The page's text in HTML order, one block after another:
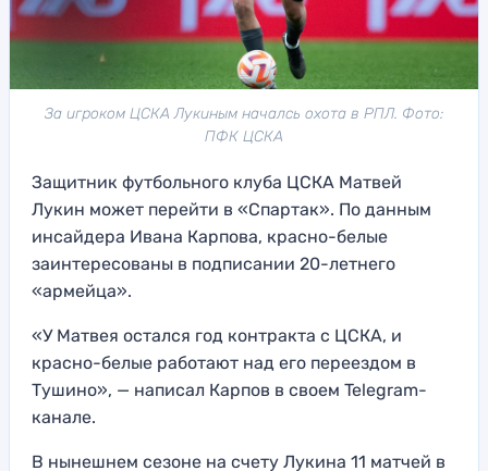
За игроком ЦСКА Лукиным началсь охота в РПЛ. Фото:
ПФК ЦСКА
Защитник футбольного клуба ЦСКА Матвей
Лукин может перейти в «Спартак». По данным
инсайдера Ивана Карпова, красно-белые
заинтересованы в подписании 20-летнего
«армейца».
«У Матвея остался год контракта с ЦСКА, и
красно-белые работают над его переездом в
Тушино», — написал Карпов в своем Telegram-
канале.
В нынешнем сезоне на счету Лукина 11 матчей в